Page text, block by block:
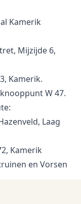
Kamerik
Mijzijde 6,
Kamerik.
W 47.
, Laag
Kamerik
en Vorsen